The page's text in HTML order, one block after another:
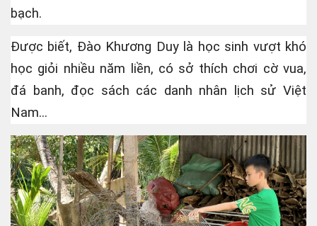
bạch.
Được biết, Đào Khương Duy là học sinh vượt khó
học giỏi nhiều năm liền, có sở thích chơi cờ vua,
đá banh, đọc sách các danh nhân lịch sử Việt
Nam...